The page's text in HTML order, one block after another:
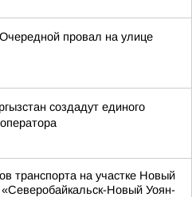
провал на улице
создадут единого
транспорта на участке Новый
Новый Уоян-